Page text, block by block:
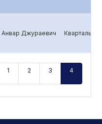
Анвар Джураевич
1 2 3 4